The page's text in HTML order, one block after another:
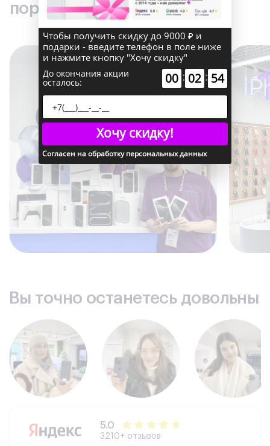
порадуйте себя и близких
Вы точно останетесь довольны
5.0
3210+ отзывов
Чтобы получить скидку до 9000 ₽ и
подарки - введите телефон в поле ниже
и нажмите кнопку "Хочу скидку"
До окончания акции
осталось: 00 : 02 : 53
Хочу скидку!
Согласен на обработку персональных данных